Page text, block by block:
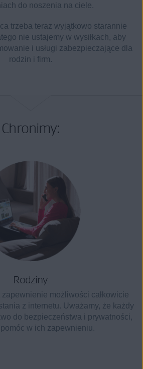
do noszenia na ciele.
trzeba teraz wyjątkowo starannie
nie ustajemy w wysiłkach, aby
i usługi zabezpieczające dla
rodzin i firm.
Chronimy:
Rodziny
zapewnienie możliwości całkowicie
z internetu. Uważamy, że każdy
do bezpieczeństwa i prywatności,
w ich zapewnieniu.